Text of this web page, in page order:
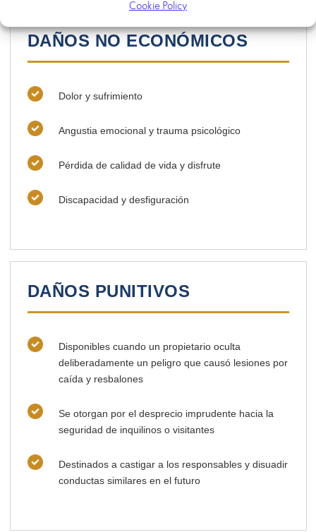
Cookie Policy
DAÑOS NO ECONÓMICOS
Dolor y sufrimiento
Angustia emocional y trauma psicológico
Pérdida de calidad de vida y disfrute
Discapacidad y desfiguración
DAÑOS PUNITIVOS
Disponibles cuando un propietario oculta
deliberadamente un peligro que causó lesiones por
caída y resbalones
Se otorgan por el desprecio imprudente hacia la
seguridad de inquilinos o visitantes
Destinados a castigar a los responsables y disuadir
conductas similares en el futuro